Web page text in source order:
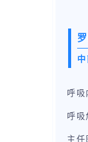
呼吸
呼
主任